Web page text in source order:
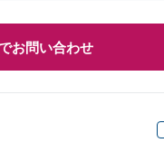
お問い合わせ